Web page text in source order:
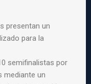
presentan un
para la
semifinalistas por
mediante un